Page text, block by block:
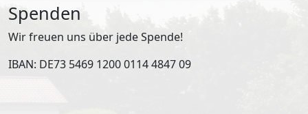
Spenden
Wir freuen uns über jede Spende!
IBAN: DE73 5469 1200 0114 4847 09